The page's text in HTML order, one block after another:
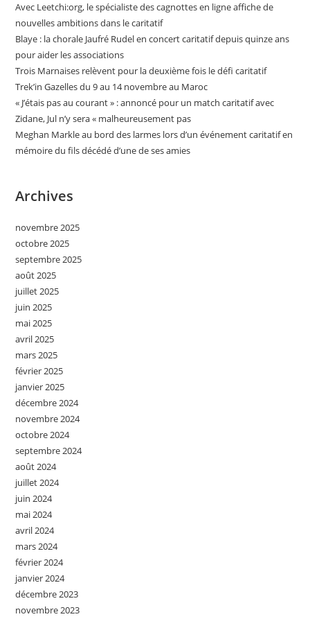
Avec Leetchi:org, le spécialiste des cagnottes en ligne affiche de
nouvelles ambitions dans le caritatif
Blaye : la chorale Jaufré Rudel en concert caritatif depuis quinze ans
pour aider les associations
Trois Marnaises relèvent pour la deuxième fois le défi caritatif
Trek’in Gazelles du 9 au 14 novembre au Maroc
« J’étais pas au courant » : annoncé pour un match caritatif avec
Zidane, Jul n’y sera « malheureusement pas
Meghan Markle au bord des larmes lors d’un événement caritatif en
mémoire du fils décédé d’une de ses amies
Archives
novembre 2025
octobre 2025
septembre 2025
août 2025
juillet 2025
juin 2025
mai 2025
avril 2025
mars 2025
février 2025
janvier 2025
décembre 2024
novembre 2024
octobre 2024
septembre 2024
août 2024
juillet 2024
juin 2024
mai 2024
avril 2024
mars 2024
février 2024
janvier 2024
décembre 2023
novembre 2023